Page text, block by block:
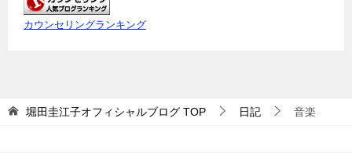
カウンセリングランキング
堀田圭江子オフィシャルブログ TOP 日記 音楽